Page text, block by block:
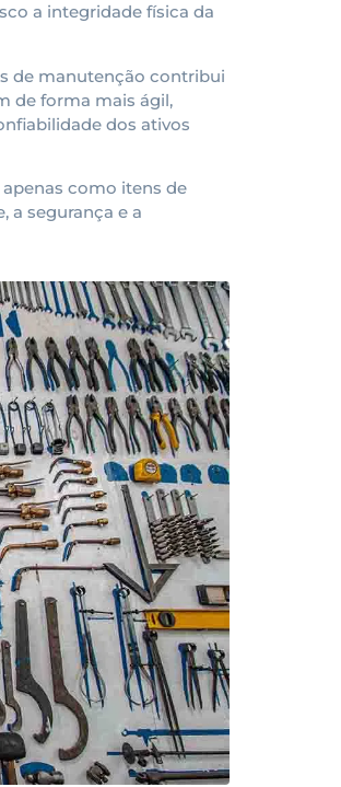
a integridade física da
de manutenção contribui
de forma mais ágil,
dos ativos
como itens de
a segurança e a